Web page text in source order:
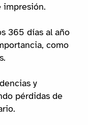
impresión.
365 días al año
como
y
pérdidas de